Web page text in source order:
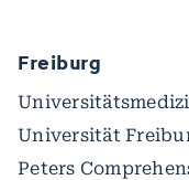
Freiburg
Universität
Peters